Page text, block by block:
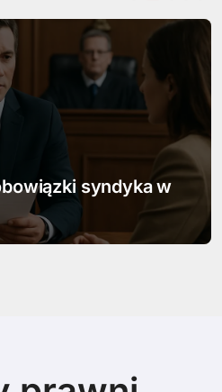
w sprawie